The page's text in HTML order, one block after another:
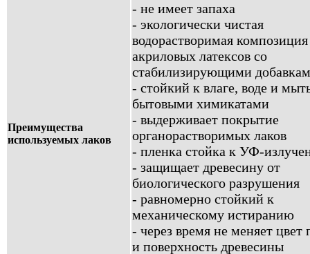
Преимущества
используемых лаков
- не имеет запаха
- экологически чистая
водорастворимая композиция
акриловых латексов со
стабилизирующими
- стойкий к влаге, воде и
бытовыми химикатами
- выдерживает покрытие
органорастворимых лаков
- пленка стойка к УФ-
- защищает древесину от
биологического разрушения
- равномерно стойкий к
механическому истиранию
- через время не меняет цвет
и поверхность древесины